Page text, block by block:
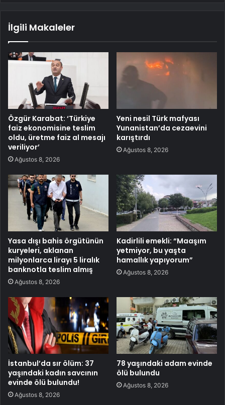
İlgili Makaleler
Özgür Karabat: ‘Türkiye
faiz ekonomisine teslim
oldu, üretme faiz al mesajı
veriliyor’
Ağustos 8, 2026
Yeni nesil Türk mafyası
Yunanistan’da cezaevini
karıştırdı
Ağustos 8, 2026
Yasa dışı bahis örgütünün
kuryeleri, aklanan
milyonlarca lirayı 5 liralık
banknotla teslim almış
Ağustos 8, 2026
Kadirlili emekli: “Maaşım
yetmiyor, bu yaşta
hamallık yapıyorum”
Ağustos 8, 2026
İstanbul’da sır ölüm: 37
yaşındaki kadın savcının
evinde ölü bulundu!
Ağustos 8, 2026
78 yaşındaki adam evinde
ölü bulundu
Ağustos 8, 2026